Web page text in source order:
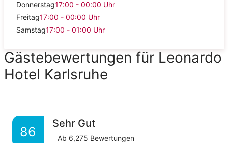
Donnerstag17:00 - 00:00 Uhr
Freitag17:00 - 00:00 Uhr
Samstag17:00 - 01:00 Uhr
Gästebewertungen für Leonardo
Hotel Karlsruhe
86
Sehr Gut
Ab 6,275 Bewertungen